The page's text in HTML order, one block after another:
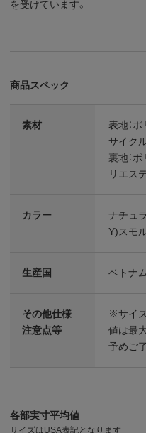
を受けています。
商品スペック
素材
表地：
サイク
裏地：
リエス
カラー
ナチュ
Y)スモ
生産国 ベトナム
その他仕様
注意点等
※サイ
値は最
予めご
各部実寸平均値
サイズはUSA表記となります